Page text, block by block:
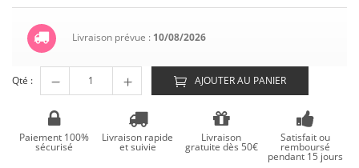
Livraison prévue : 10/08/2026
Qté : AJOUTER AU PANIER
Paiement 100%
sécurisé
Livraison rapide
et suivie
Livraison
gratuite dès 50€
Satisfait ou
remboursé
pendant 15 jours